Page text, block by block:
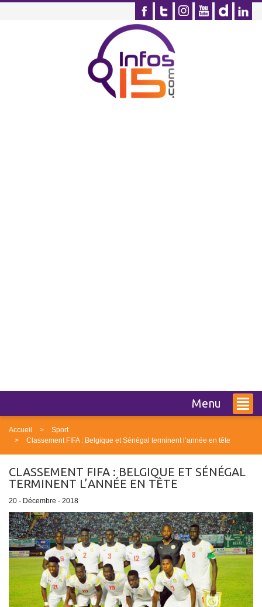
Menu
Accueil
Sport
Classement FIFA : Belgique et Sénégal terminent l’année en tête
CLASSEMENT FIFA : BELGIQUE ET SÉNÉGAL
TERMINENT L’ANNÉE EN TÊTE
20 - Décembre - 2018